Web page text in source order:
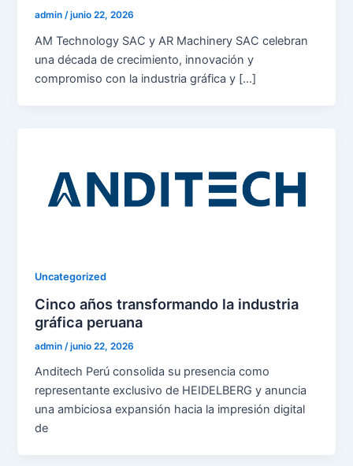
admin/junio 22, 2026
AM Technology SAC y AR Machinery SAC celebran
una década de crecimiento, innovación y
compromiso con la industria gráfica y […]
Uncategorized
Cinco años transformando la industria
gráfica peruana
admin /junio 22, 2026
Anditech Perú consolida su presencia como
representante exclusivo de HEIDELBERG y anuncia
una ambiciosa expansión hacia la impresión digital
de